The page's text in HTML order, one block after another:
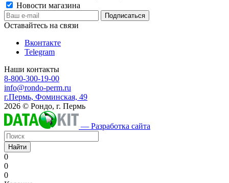
Новости магазина
Оставайтесь на связи
Вконтакте
Telegram
Наши контакты
8-800-300-19-00
info@rondo-perm.ru
г.Пермь, Фоминская, 49
2026 © Рондо, г. Пермь
— Разработка сайта
Найти
0
0
0